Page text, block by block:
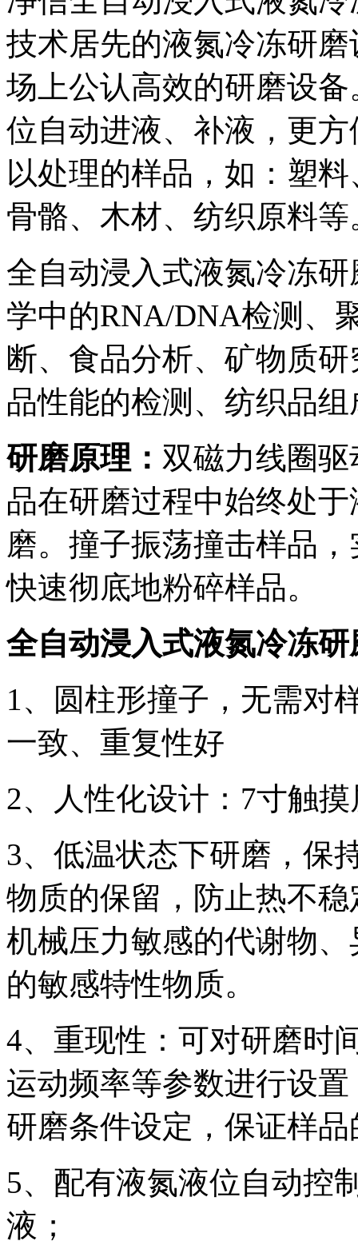
技术居先的液氮冷冻研
场上公认高效的研磨设
位自动进液、补液，更
以处理的样品，如：塑
骨骼、木材、纺织原料等
全自动浸入式液氮冷冻
学中的RNA/DNA检测、
断、食品分析、矿物质
品性能的检测、纺织品
研磨原理： 双磁力线圈
品在研磨过程中始终处
磨。撞子振荡撞击样品
快速彻底地粉碎样品。
全自动浸入式液氮冷冻
1、圆柱形撞子，无需对
一致、重复性好
2、人性化设计：7寸触
3、低温状态下研磨，保
物质的保留，防止热不
机械压力敏感的代谢物
的敏感特性物质。
4、重现性：可对研磨时
运动频率等参数进行设
研磨条件设定，保证样
5、配有液氮液位自动控
液；